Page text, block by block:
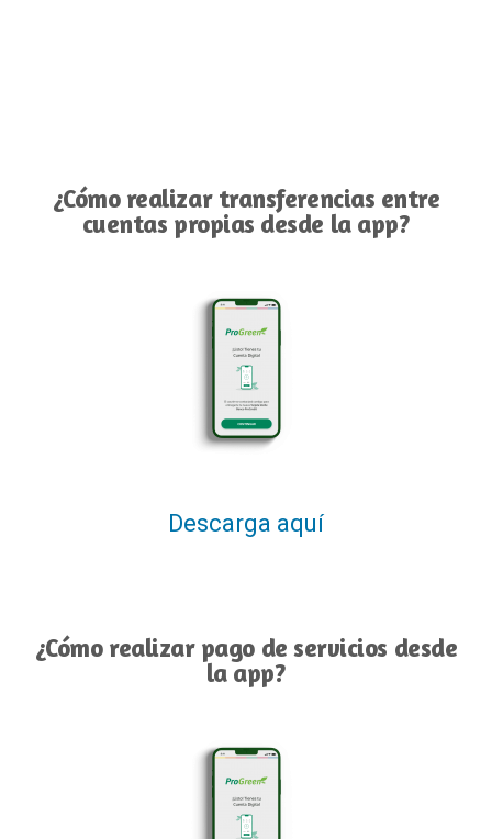
¿Cómo realizar transferencias entre
cuentas propias desde la app?
Descarga aquí
¿Cómo realizar pago de servicios desde
la app?